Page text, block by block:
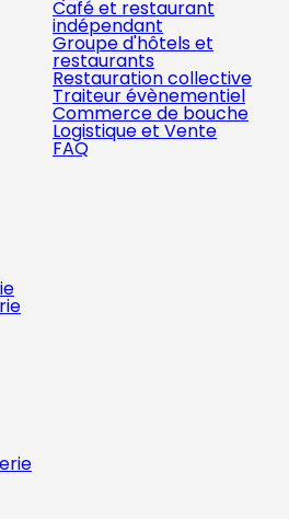
Café et restaurant
indépendant
Groupe d'hôtels et
restaurants
Restauration collective
Traiteur évènementiel
Commerce de bouche
Logistique et Vente
FAQ